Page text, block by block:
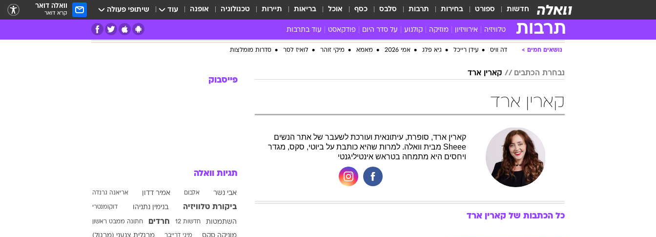
חדשות ספורט בחירות תרבות סלבס כסף אוכל בריאות תיירות טכנולוגיה אופנה עוד שיתופי פעולה וואלה דואר
קרא דואר
תרבות טלוויזיה
חדשות הטלוויזיה
צפייה ישירה
טלוויזיה מחו"ל
האח הגדול
אירוויזיון מוזיקה
חדשות המוזיקה
הופעות חיות
קולנוע
ביקורת סרטים
על סדר היום
מדיה
פודקאסט עוד בתרבות
ספרות ביקורת ספרים
פרק ראשון
כל הכתבות
30 שנה לחברים
נושאים חמים דה וויס עידן רייכל גיא פלג אמי 2026 מאמא מיקי זוהר
נבחרת הכתבים קארין ארד
קארין ארד